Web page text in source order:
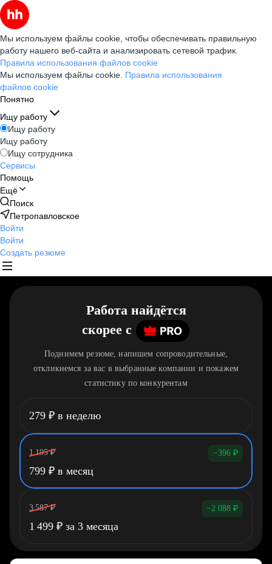
Мы используем файлы cookie, чтобы обеспечивать правильную
работу нашего веб-сайта и анализировать сетевой трафик.
Правила использования файлов cookie
Мы используем файлы cookie. Правила использования
файлов cookie
Понятно
Ищу работу
Ищу работу
Ищу работу
Ищу сотрудника
Сервисы
Помощь
Ещё
Поиск
Петропавловское
Войти
Войти
Создать резюме
Работа найдётся
скорее c
Поднимем резюме, напишем сопроводительные,
откликнемся за вас в выбранные компании и покажем
статистику по конкурентам
279 ₽ в неделю
1 195 ₽ −396 ₽
799 ₽ в месяц
3 587 ₽ −2 088 ₽
1 499 ₽ за 3 месяца